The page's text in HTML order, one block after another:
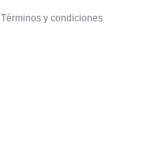
Términos y condiciones